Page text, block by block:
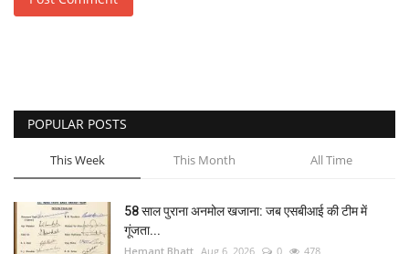
POPULAR POSTS
This Week This Month All Time
58 साल पुराना अनमोल खजाना: जब एसबीआई की टीम में
गूंजता...
Hemant Bhatt Aug 6, 2026 0 478